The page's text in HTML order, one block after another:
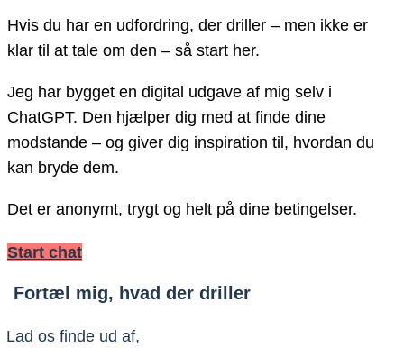
Hvis du har en udfordring, der driller – men ikke er
klar til at tale om den – så start her.
Jeg har bygget en digital udgave af mig selv i
ChatGPT. Den hjælper dig med at finde dine
modstande – og giver dig inspiration til, hvordan du
kan bryde dem.
Det er anonymt, trygt og helt på dine betingelser.
Start chat
Fortæl mig, hvad der driller
Lad os finde ud af,